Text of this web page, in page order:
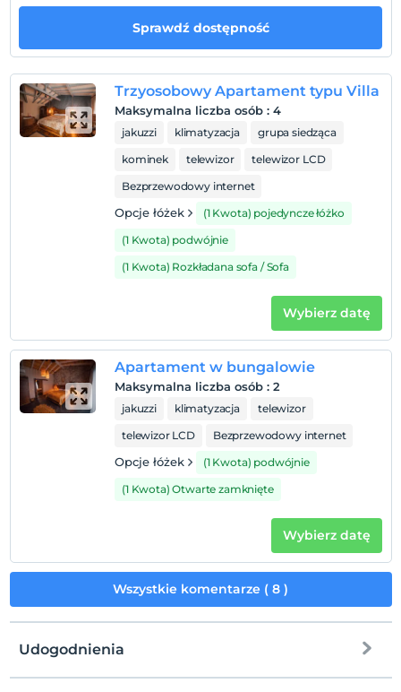
Zasady hotelu
Zameldować się
Po 14:00
Wymeldować się
Zwierzęta niedozwolone
Niemowlęta do wieku do 2 są bezpłatne.
1 dzieci w wieku poniżej 6 jest/jest bezpłatne za pokój
Sprawdź dostępność
Trzyosobowy Apartament typu Villa
Maksymalna liczba osób : 4
jakuzzi klimatyzacja
grupa siedząca
kominek
telewizor
telewizor LCD
Bezprzewodowy internet
Opcje łóżek
(1 Kwota) pojedyncze łóżko
(1 Kwota) podwójnie
(1 Kwota) Rozkładana sofa / Sofa
Wybierz datę
Apartament w bungalowie
Maksymalna liczba osób : 2
jakuzzi klimatyzacja
telewizor
telewizor LCD
Bezprzewodowy internet
Opcje łóżek
(1 Kwota) podwójnie
(1 Kwota) Otwarte zamknięte
Wybierz datę
Wszystkie komentarze ( 8 )
Udogodnienia